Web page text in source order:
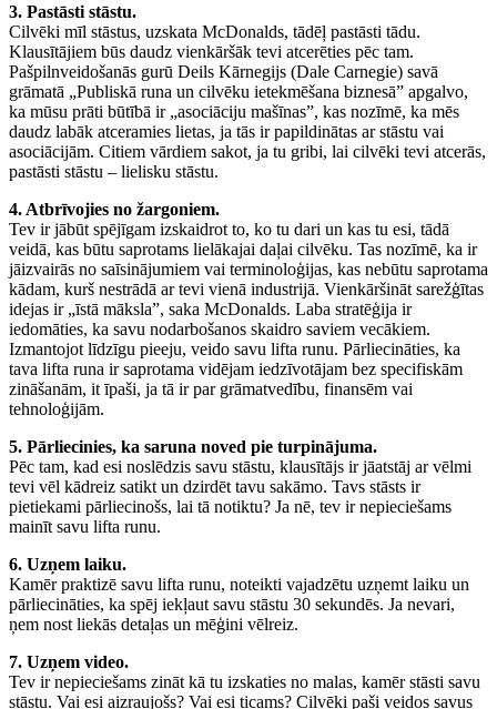
3. Pastāsti stāstu.
Cilvēki mīl stāstus, uzskata McDonalds, tādēļ pastāsti tādu.
Klausītājiem būs daudz vienkāršāk tevi atcerēties pēc tam.
Pašpilnveidošanās gurū Deils Kārnegijs (Dale Carnegie) savā
grāmatā „Publiskā runa un cilvēku ietekmēšana biznesā” apgalvo,
ka mūsu prāti būtībā ir „asociāciju mašīnas”, kas nozīmē, ka mēs
daudz labāk atceramies lietas, ja tās ir papildinātas ar stāstu vai
asociācijām. Citiem vārdiem sakot, ja tu gribi, lai cilvēki tevi atcerās,
pastāsti stāstu – lielisku stāstu.
4. Atbrīvojies no žargoniem.
Tev ir jābūt spējīgam izskaidrot to, ko tu dari un kas tu esi, tādā
veidā, kas būtu saprotams lielākajai daļai cilvēku. Tas nozīmē, ka ir
jāizvairās no saīsinājumiem vai terminoloģijas, kas nebūtu saprotama
kādam, kurš nestrādā ar tevi vienā industrijā. Vienkāršināt sarežģītas
idejas ir „īstā māksla”, saka McDonalds. Laba stratēģija ir
iedomāties, ka savu nodarbošanos skaidro saviem vecākiem.
Izmantojot līdzīgu pieeju, veido savu lifta runu. Pārliecināties, ka
tava lifta runa ir saprotama vidējam iedzīvotājam bez specifiskām
zināšanām, it īpaši, ja tā ir par grāmatvedību, finansēm vai
tehnoloģijām.
5. Pārliecinies, ka saruna noved pie turpinājuma.
Pēc tam, kad esi noslēdzis savu stāstu, klausītājs ir jāatstāj ar vēlmi
tevi vēl kādreiz satikt un dzirdēt tavu sakāmo. Tavs stāsts ir
pietiekami pārliecinošs, lai tā notiktu? Ja nē, tev ir nepieciešams
mainīt savu lifta runu.
6. Uzņem laiku.
Kamēr praktizē savu lifta runu, noteikti vajadzētu uzņemt laiku un
pārliecināties, ka spēj iekļaut savu stāstu 30 sekundēs. Ja nevari,
ņem nost liekās detaļas un mēģini vēlreiz.
7. Uzņem video.
Tev ir nepieciešams zināt kā tu izskaties no malas, kamēr stāsti savu
stāstu. Vai esi aizraujošs? Vai esi ticams? Cilvēki paši veidos savus